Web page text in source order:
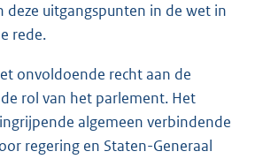
deze uitgangspunten in de wet in
rede.
onvoldoende recht aan de
rol van het parlement. Het
algemeen verbindende
regering en Staten-Generaal